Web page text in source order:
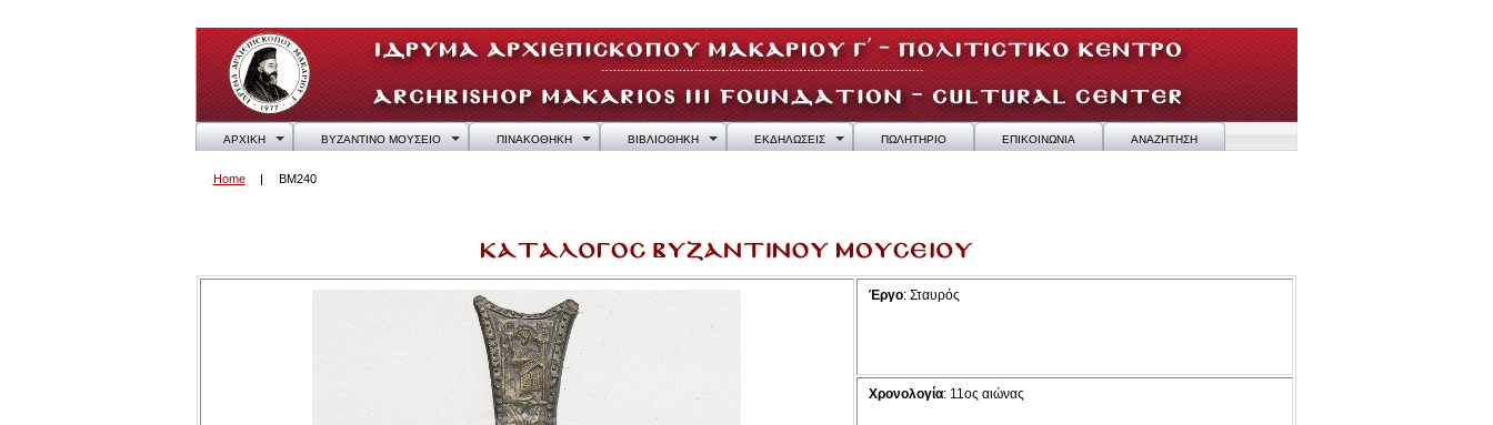
ΑΡΧΙΚΗ ΒΥΖΑΝΤΙΝΟ ΜΟΥΣΕΙΟ ΠΙΝΑΚΟΘΗΚΗ ΒΙΒΛΙΟΘΗΚΗ ΕΚΔΗΛΩΣΕΙΣ ΠΩΛΗΤΗΡΙΟ ΕΠΙΚΟΙΝΩΝΙΑ ΑΝΑΖΗΤΗΣΗ
Home BM240
Έργο: Σταυρός
Χρονολογία: 11ος αιώνας